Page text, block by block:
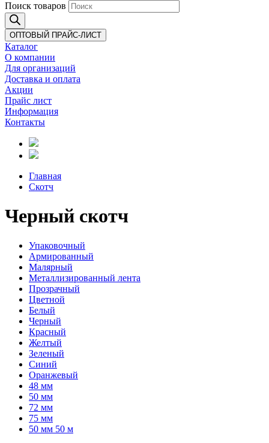
Поиск товаров
ОПТОВЫЙ ПРАЙС-ЛИСТ
Каталог
О компании
Для организаций
Доставка и оплата
Акции
Прайс лист
Информация
Контакты
Главная
Скотч
Черный скотч
Упаковочный
Армированный
Малярный
Металлизированный лента
Прозрачный
Цветной
Белый
Черный
Красный
Желтый
Зеленый
Синий
Оранжевый
48 мм
50 мм
72 мм
75 мм
50 мм 50 м